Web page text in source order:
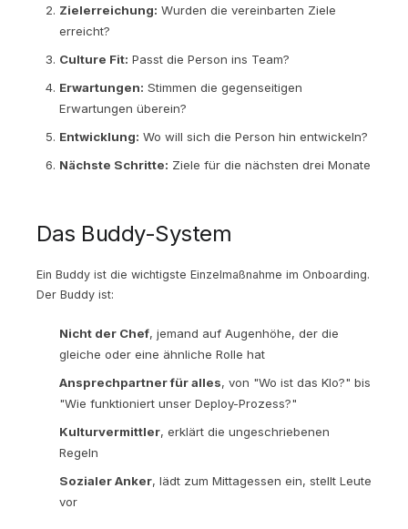
Zielerreichung: Wurden die vereinbarten Ziele
erreicht?
Culture Fit: Passt die Person ins Team?
Erwartungen: Stimmen die gegenseitigen
Erwartungen überein?
Entwicklung: Wo will sich die Person hin entwickeln?
Nächste Schritte: Ziele für die nächsten drei Monate
Das Buddy-System
Ein Buddy ist die wichtigste Einzelmaßnahme im Onboarding.
Der Buddy ist:
Nicht der Chef, jemand auf Augenhöhe, der die
gleiche oder eine ähnliche Rolle hat
Ansprechpartner für alles, von "Wo ist das Klo?" bis
"Wie funktioniert unser Deploy-Prozess?"
Kulturvermittler, erklärt die ungeschriebenen
Regeln
Sozialer Anker, lädt zum Mittagessen ein, stellt Leute
vor